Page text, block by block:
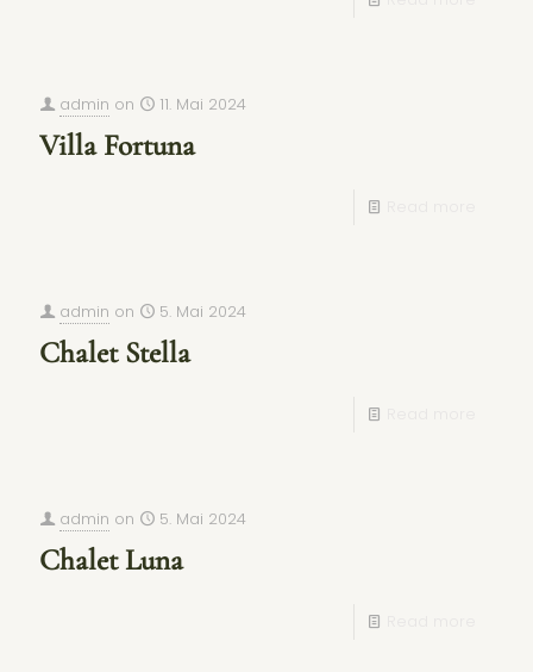
admin on 11. Mai 2024
Villa Fortuna
admin on 5. Mai 2024
Chalet Stella
admin on 5. Mai 2024
Chalet Luna